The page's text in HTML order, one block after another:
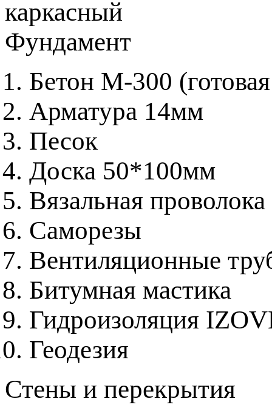
каркасный
Фундамент
Бетон М-300
Арматура 14мм
Песок
Доска 50*100мм
Вязальная проволока
Саморезы
Вентиляционные
Битумная мастика
Гидроизоляция
Геодезия
Стены и перекрытия